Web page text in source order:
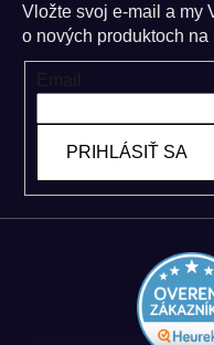
Vložte svoj e-mail a my
o nových produktoch na
PRIHLÁSIŤ SA